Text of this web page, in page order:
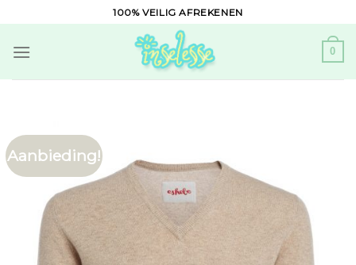
to
content
100% VEILIG AFREKENEN
0
Aanbieding!